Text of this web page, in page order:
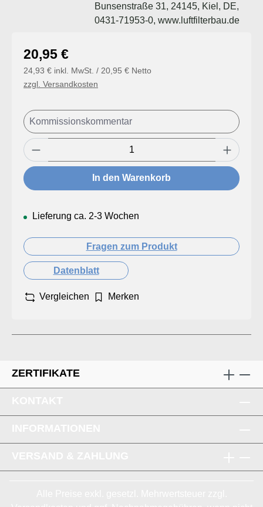
Bunsenstraße 31, 24145, Kiel, DE,
0431-71953-0, www.luftfilterbau.de
Regulärer Preis:
20,95 €
24,93 € inkl. MwSt. / 20,95 € Netto
zzgl. Versandkosten
Produkt Anzahl: Gib den gewünschten
In den Warenkorb
Lieferung ca. 2-3 Wochen
Fragen zum Produkt
Datenblatt
Vergleichen Merken
ZERTIFIKATE